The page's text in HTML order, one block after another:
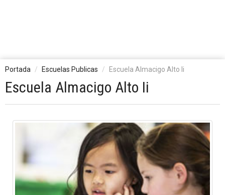
Portada Escuelas Publicas Escuela Almacigo Alto Ii
Escuela Almacigo Alto Ii